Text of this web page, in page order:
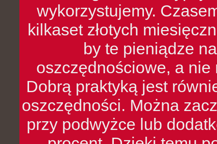
wykorzystujemy.
kilkaset złotych
by te pieniądze
oszczędnościowe, a nie
Dobrą praktyką jest
oszczędności. Można
przy podwyżce lub